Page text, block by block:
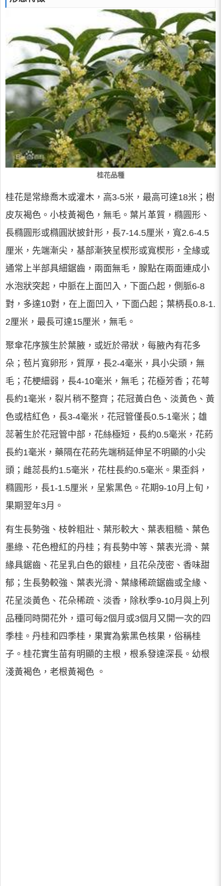
桂花品種
桂花是常綠喬木或灌木，高3-5米，最高可達18米；樹
皮灰褐色。小枝黃褐色，無毛。葉片革質，橢圓形、
長橢圓形或橢圓狀披針形，長7-14.5厘米，寬2.6-4.5
厘米，先端漸尖，基部漸狹呈楔形或寬楔形，全緣或
通常上半部具細鋸齒，兩面無毛，腺點在兩面連成小
水泡狀突起，中脈在上面凹入，下面凸起，側脈6-8
對，多達10對，在上面凹入，下面凸起；葉柄長0.8-1.
2厘米，最長可達15厘米，無毛。
聚傘花序簇生於葉腋，或近於帚狀，每腋內有花多
朵；苞片寬卵形，質厚，長2-4毫米，具小尖頭，無
毛；花梗細弱，長4-10毫米，無毛；花極芳香；花萼
長約1毫米，裂片稍不整齊；花冠黃白色、淡黃色、黃
色或桔紅色，長3-4毫米，花冠管僅長0.5-1毫米；雄
蕊著生於花冠管中部，花絲極短，長約0.5毫米，花葯
長約1毫米，藥隔在花葯先端稍延伸呈不明顯的小尖
頭；雌蕊長約1.5毫米，花柱長約0.5毫米。果歪斜，
橢圓形，長1-1.5厘米，呈紫黑色。花期9-10月上旬，
果期翌年3月。
有生長勢強、枝幹粗壯、葉形較大、葉表粗糙、葉色
墨綠、花色橙紅的丹桂；有長勢中等、葉表光滑、葉
緣具鋸齒、花呈乳白色的銀桂，且花朵茂密、香味甜
郁；生長勢較強、葉表光滑、葉緣稀疏鋸齒或全緣、
花呈淡黃色、花朵稀疏、淡香，除秋季9-10月與上列
品種同時開花外，還可每2個月或3個月又開一次的四
季桂。丹桂和四季桂，果實為紫黑色核果，俗稱桂
子。桂花實生苗有明顯的主根，根系發達深長。幼根
淺黃褐色，老根黃褐色 。